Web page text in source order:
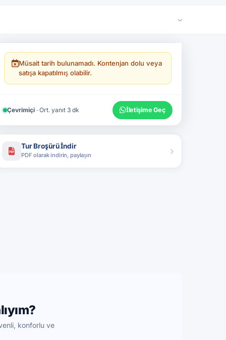
Müsait tarih bulunamadı. Kontenjan dolu veya
satışa kapatılmış olabilir.
Çevrimiçi · Ort. yanıt 3 dk İletişime Geç
Tur Broşürü İndir
PDF olarak indirin, paylaşın
konforlu ve